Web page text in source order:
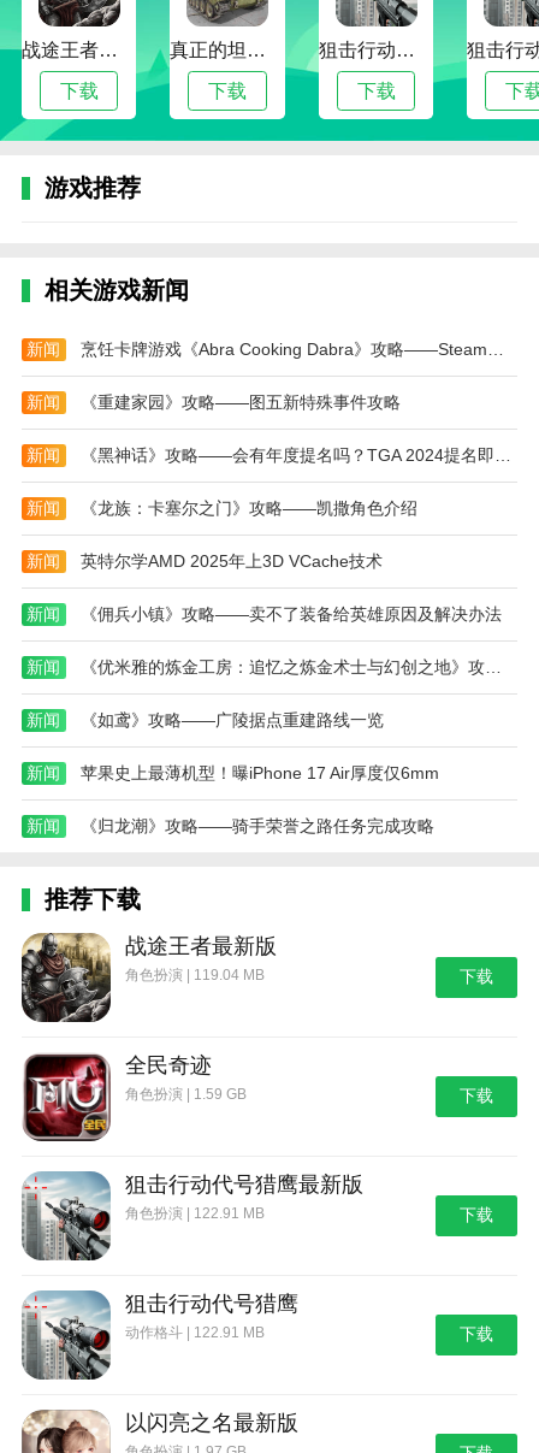
可以根据自己的喜好进行武器搭配，更好的击败敌人，
在战斗过程中，你可以自由的控制角色的位置、射击方
向和射击时间，需要注意尽量节省子弹，拥有多种类型
的关卡，每个关卡的场景都不同，给玩家带来了多种挑
战。
本站为您提供塞拉七号 MOD中文下载的 手机游戏
战途王者最新版
下载
真正的坦克大战
下载
狙击行动代号猎鹰
下载 下
游戏推荐
相关游戏新闻
新闻 烹饪卡牌游戏《Abra Cooking Dabra》攻略——Steam页面 明年发售
新闻 《重建家园》攻略——图五新特殊事件攻略
新闻 《黑神话》攻略——会有年度提名吗？TGA 2024提名即将公开
新闻 《龙族：卡塞尔之门》攻略——凯撒角色介绍
新闻 英特尔学AMD 2025年上3D VCache技术
新闻 《佣兵小镇》攻略——卖不了装备给英雄原因及解决办法
新闻 《优米雅的炼金工房：追忆之炼金术士与幻创之地》攻略——游戏游玩平台介绍
新闻 《如鸢》攻略——广陵据点重建路线一览
新闻 苹果史上最薄机型！曝iPhone 17 Air厚度仅6mm
新闻 《归龙潮》攻略——骑手荣誉之路任务完成攻略
推荐下载
战途王者最新版
角色扮演 | 119.04 MB 下载
全民奇迹
角色扮演 | 1.59 GB 下载
狙击行动代号猎鹰最新版
角色扮演 | 122.91 MB 下载
狙击行动代号猎鹰
动作格斗 | 122.91 MB 下载
以闪亮之名最新版